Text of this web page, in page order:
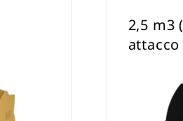
2,5 m3